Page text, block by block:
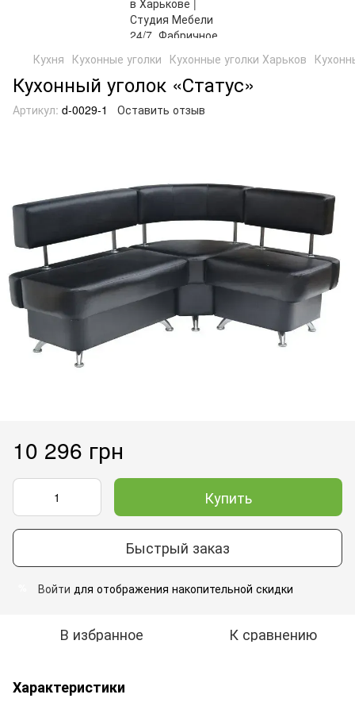
Кухня Кухонные уголки Кухонные уголки Харьков
Кухонный уголок «Статус»
Артикул: d-0029-1 Оставить отзыв
10 296 грн
Купить
Быстрый заказ
Войти для отображения накопительной скидки
В избранное К сравнению
Характеристики